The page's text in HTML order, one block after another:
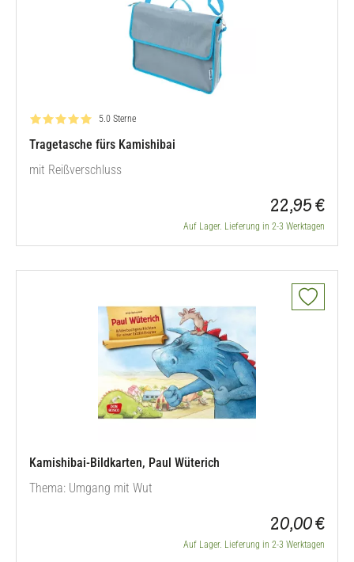
Bewertung: 5.0 von 5
5.0 Sterne
Tragetasche fürs Kamishibai
mit Reißverschluss
22,95 €
Auf Lager. Lieferung in 2-3 Werktagen
Kamishibai-Bildkarten, Paul Wüterich
Thema: Umgang mit Wut
20,00 €
Auf Lager. Lieferung in 2-3 Werktagen